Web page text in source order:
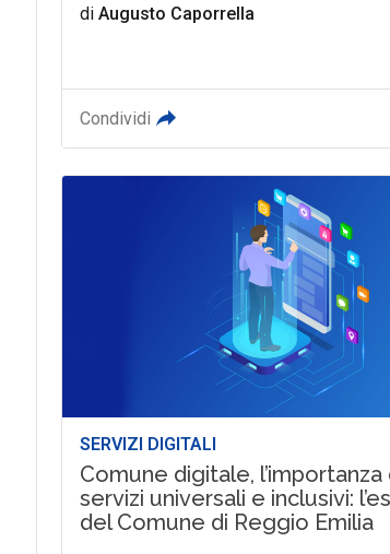
di Augusto Caporrella
Condividi
SERVIZI DIGITALI
Comune digitale, l’importanza
servizi universali e inclusivi:
del Comune di Reggio Emilia